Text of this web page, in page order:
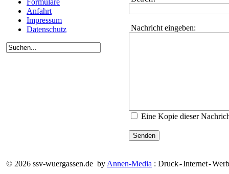
Formulare
Anfahrt
Impressum
Datenschutz
Nachricht eingeben:
Eine Kopie dieser
Senden
© 2026 ssv-wuergassen.de by Annen-Media : Druck-Internet-